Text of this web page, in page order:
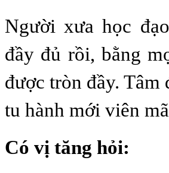
Người xưa học
đầy đủ rồi, bằng
được tròn đầy.
tu hành mới viên
Có vị tăng hỏi: